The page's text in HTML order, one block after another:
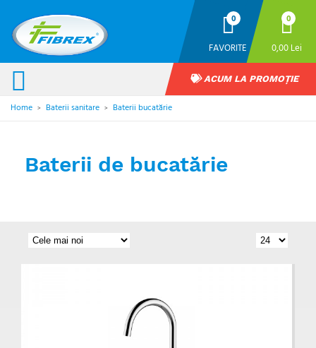
FAVORITE
0 0
0,00 Lei
ACUM LA PROMOȚIE
Home > Baterii sanitare > Baterii bucatărie
Baterii de bucatărie